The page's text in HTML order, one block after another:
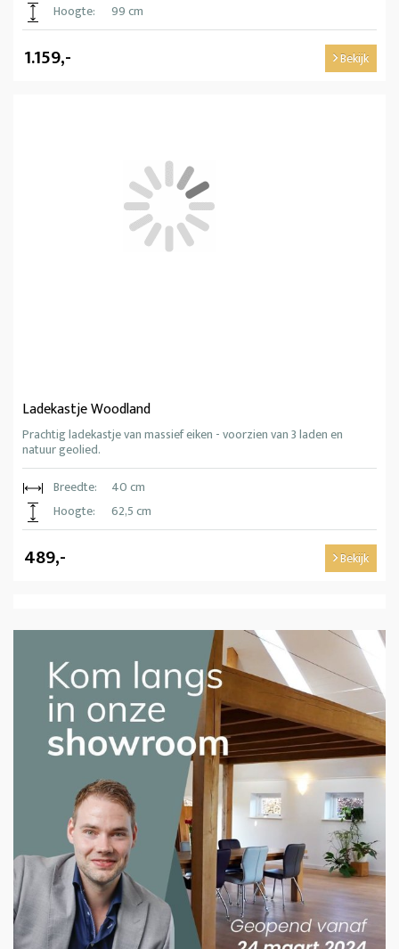
Hoogte:
99 cm
1.159,- Bekijk
Ladekastje Woodland
Prachtig ladekastje van massief eiken - voorzien van 3 laden en
natuur geolied.
Breedte:
40 cm
Hoogte:
62,5 cm
489,- Bekijk